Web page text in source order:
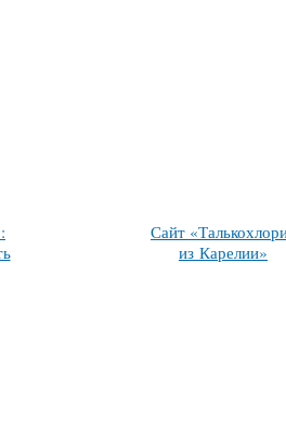
Сайт
из Карелии»